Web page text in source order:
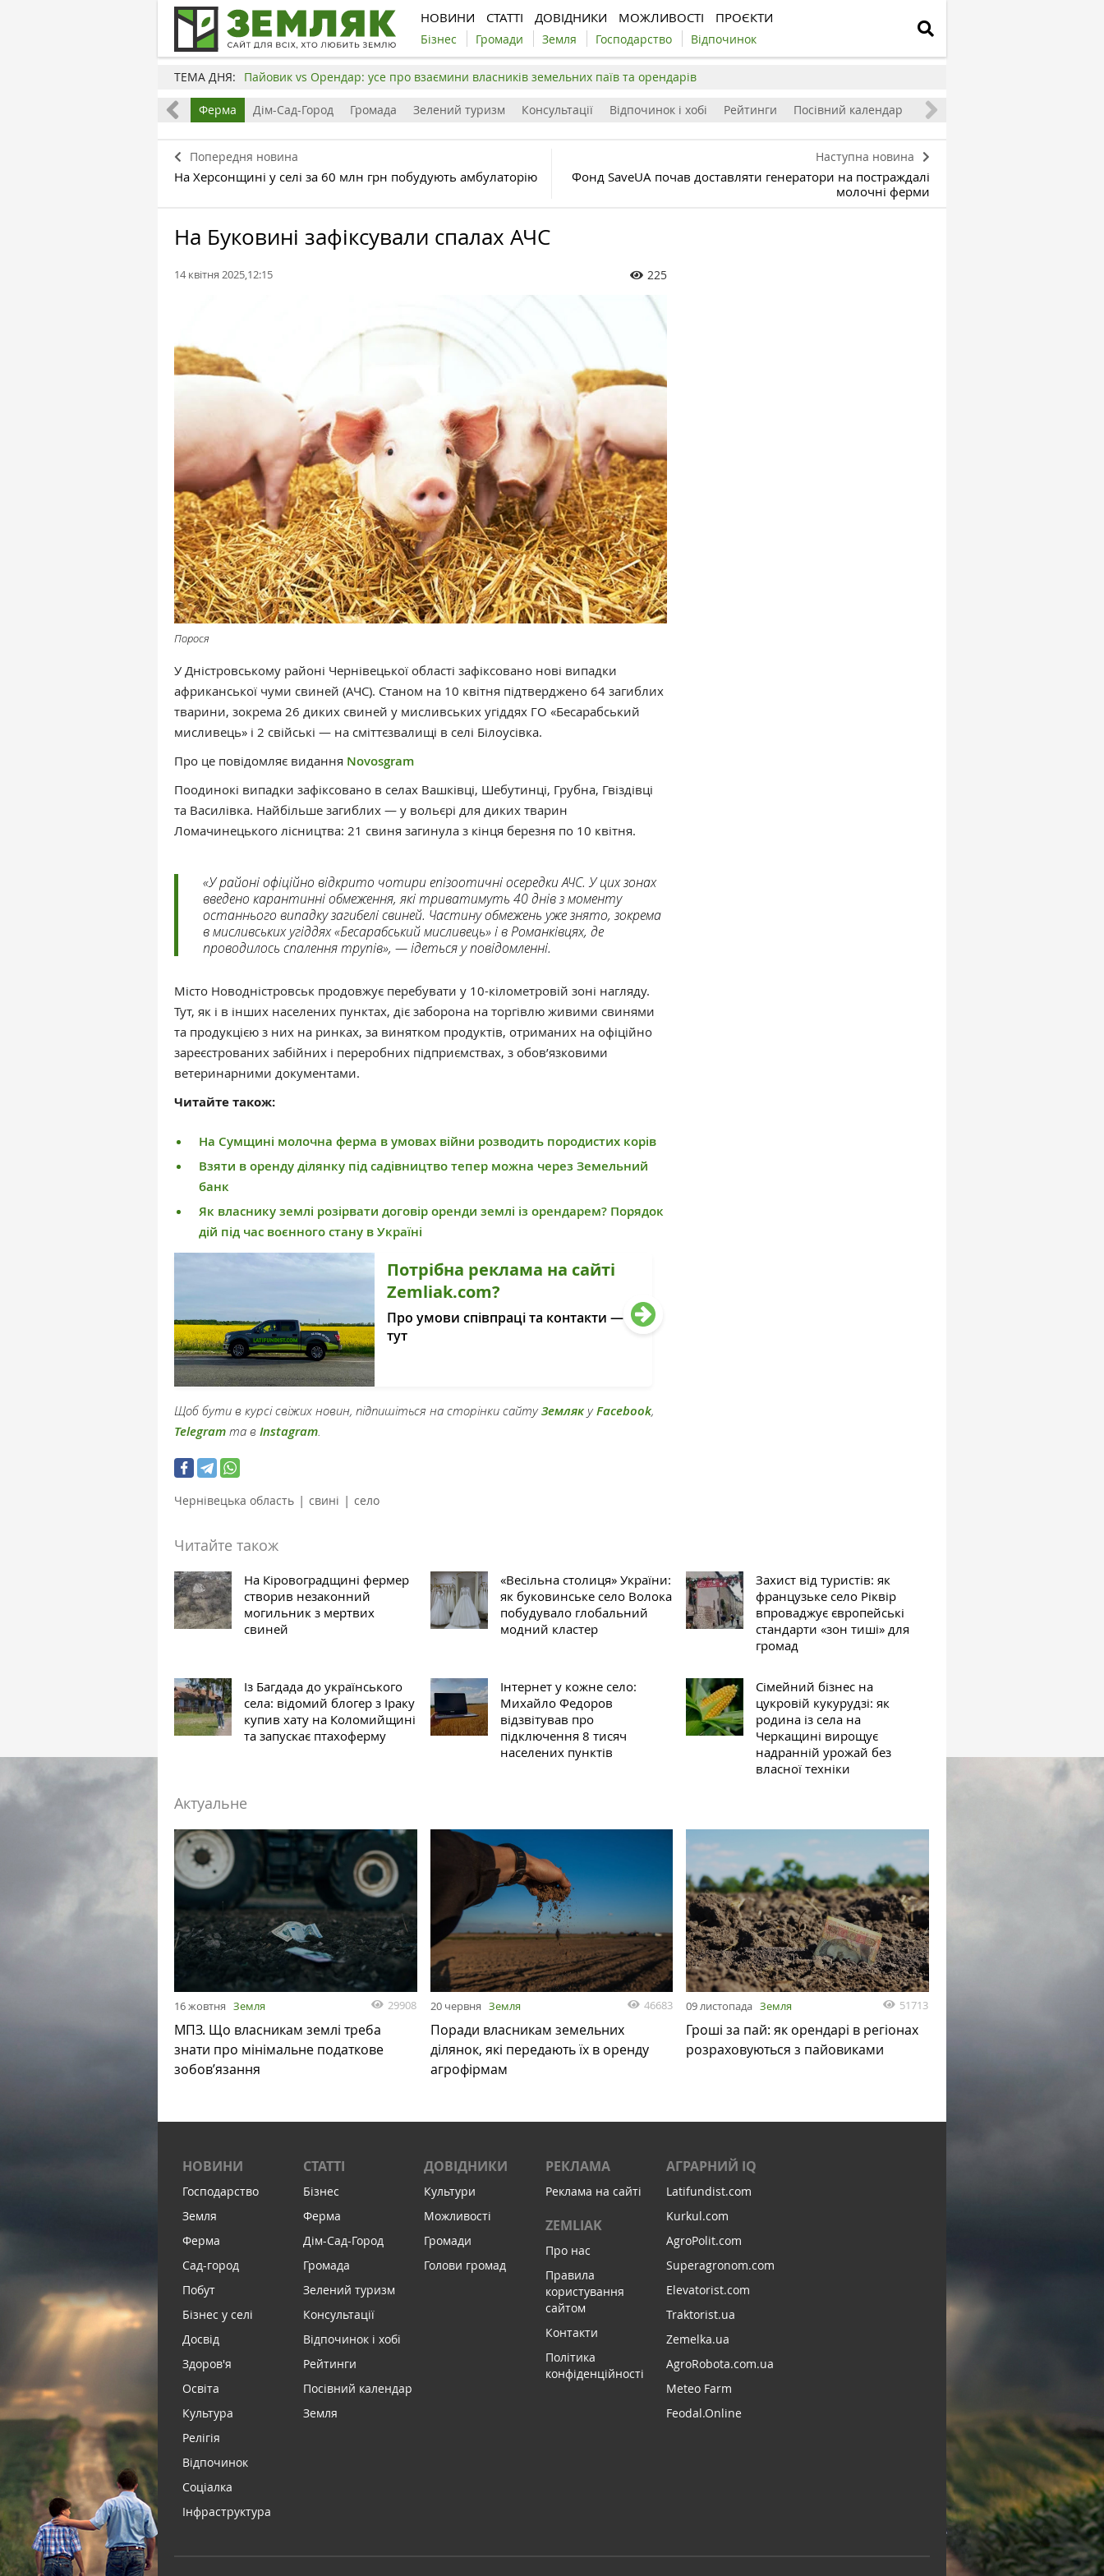
НОВИНИ СТАТТІ ДОВІДНИКИ МОЖЛИВОСТІ ПРОЄКТИ
Бізнес Громади Земля Господарство Відпочинок
ТЕМА ДНЯ: Пайовик vs Орендар: усе про взаємини власників земельних паїв та орендарів
Бізнес Ферма Дім-Сад-Город Громада Зелений туризм Консультації Відпочинок і хобі Рейтинги Посівний календар
Попередня новина
На Херсонщині у селі за 60 млн грн побудують амбулаторію
Наступна новина
Фонд SaveUA почав доставляти генератори на постраждалі
молочні ферми
На Буковині зафіксували спалах АЧС
14 квітня 2025,12:15 225
Порося
У Дністровському районі Чернівецької області зафіксовано нові випадки
африканської чуми свиней (АЧС). Станом на 10 квітня підтверджено 64 загиблих
тварини, зокрема 26 диких свиней у мисливських угіддях ГО «Бесарабський
мисливець» і 2 свійські — на сміттєзвалищі в селі Білоусівка.
Про це повідомляє видання Novosgram
Поодинокі випадки зафіксовано в селах Вашківці, Шебутинці, Грубна, Гвіздівці
та Василівка. Найбільше загиблих — у вольєрі для диких тварин
Ломачинецького лісництва: 21 свиня загинула з кінця березня по 10 квітня.
«У районі офіційно відкрито чотири епізоотичні осередки АЧС. У цих зонах
введено карантинні обмеження, які триватимуть 40 днів з моменту
останнього випадку загибелі свиней. Частину обмежень уже знято, зокрема
в мисливських угіддях «Бесарабський мисливець» і в Романківцях, де
проводилось спалення трупів», — ідеться у повідомленні.
Місто Новодністровськ продовжує перебувати у 10-кілометровій зоні нагляду.
Тут, як і в інших населених пунктах, діє заборона на торгівлю живими свинями
та продукцією з них на ринках, за винятком продуктів, отриманих на офіційно
зареєстрованих забійних і переробних підприємствах, з обов’язковими
ветеринарними документами.
Читайте також:
На Сумщині молочна ферма в умовах війни розводить породистих корів
Взяти в оренду ділянку під садівництво тепер можна через Земельний
банк
Як власнику землі розірвати договір оренди землі із орендарем? Порядок
дій під час воєнного стану в Україні
Потрібна реклама на сайті
Zemliak.com?
Про умови співпраці та контакти —
тут
Щоб бути в курсі свіжих новин, підпишіться на сторінки сайтуЗемлякуFacebook,
Telegram та в Instagram
Чернівецька область | свині | село
Читайте також
На Кіровоградщині фермер
створив незаконний
могильник з мертвих
свиней
«Весільна столиця» України:
як буковинське село Волока
побудувало глобальний
модний кластер
Захист від туристів: як
французьке село Ріквір
впроваджує європейські
стандарти «зон тиші» для
громад
Із Багдада до українського
села: відомий блогер з Іраку
купив хату на Коломийщині
та запускає птахоферму
Інтернет у кожне село:
Михайло Федоров
відзвітував про
підключення 8 тисяч
населених пунктів
Сімейний бізнес на
цукровій кукурудзі: як
родина із села на
Черкащині вирощує
надранній урожай без
власної техніки
Актуальне
16 жовтня Земля 29908
МПЗ. Що власникам землі треба
знати про мінімальне податкове
зобов’язання
20 червня Земля 46683
Поради власникам земельних
ділянок, які передають їх в оренду
агрофірмам
09 листопада Земля 51713
Гроші за пай: як орендарі в регіонах
розраховуються з пайовиками
НОВИНИ
Господарство
Земля
Ферма
Сад-город
Побут
Бізнес у селі
Досвід
Здоров'я
Освіта
Культура
Релігія
Відпочинок
Соціалка
Інфраструктура
СТАТТІ
Бізнес
Ферма
Дім-Сад-Город
Громада
Зелений туризм
Консультації
Відпочинок і хобі
Рейтинги
Посівний календар
Земля
ДОВІДНИКИ
Культури
Можливості
Громади
Голови громад
РЕКЛАМА
Реклама на сайті
ZEMLIAK
Про нас
Правила
користування
сайтом
Контакти
Політика
конфіденційності
АГРАРНИЙ IQ
Latifundist.com
Kurkul.com
AgroPolit.com
Superagronom.com
Elevatorist.com
Traktorist.ua
Zemelka.ua
AgroRobota.com.ua
Meteo Farm
Feodal.Online